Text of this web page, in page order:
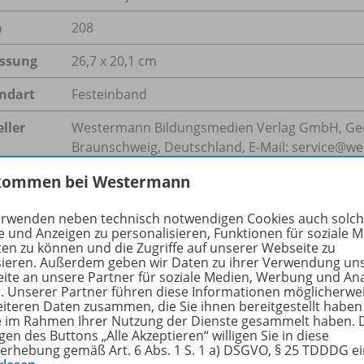
208
26,7 x 20,1 cm
Festeinband
Westermann Bildungsmedien Verlag GmbH,
Braunschweig, Deutschland, E-Mail:
Wir liefern zur Prüfung an Lehrkräfte mit 20 %
gliedert jedes Kapitel konsequent insechs
bei Westermann
neben technisch notwendigen Cookies auch
und Anzeigen zu personalisieren, Funktionen für soziale
zu können und die Zugriffe auf unserer Webseite zu
Außerdem geben wir Daten zu ihrer Verwendung
an unsere Partner für soziale Medien, Werbung und
Unserer Partner führen diese Informationen
Daten zusammen, die Sie ihnen bereitgestellt
im Rahmen Ihrer Nutzung der Dienste gesammelt haben.
des Buttons „Alle Akzeptieren“ willigen Sie in diese
gemäß Art. 6 Abs. 1 S. 1 a) DSGVO, § 25 TDDDG